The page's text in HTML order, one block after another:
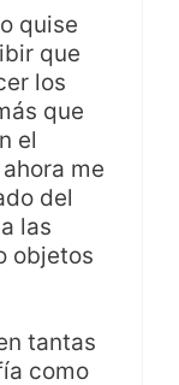
quise
que
los
que
el
me
del
las
objetos
tantas
como